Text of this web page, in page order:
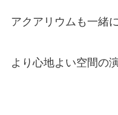
アクアリウムも一緒
より心地よい空間の